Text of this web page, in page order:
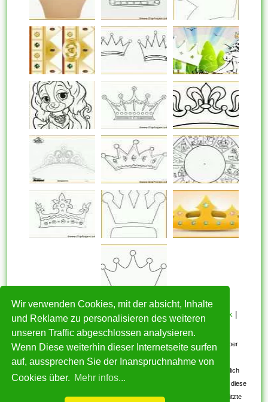
Wir verwenden Cookies, mit der absicht, Inhalte
und Reklame zu personalisieren des weiteren
unseren Traffic abgeschlossen analysieren.
Wenn Diese weiterhin dieser Internetseite surfen
auf, aussprechen Sie der Inanspruchnahme von
Cookies über. Mehr infos...
HOME Datenschutzerklärung |Cookie Politik |
Copyright
Nutzungsbedingungen
Alle eingereichten Inhalte bleiben dem ursprünglichen Copyright-Inhaber
urheberrechtlich geschützt. Bitte beachten Sie: Bilder sind für den
persönlichen, nicht-kommerziellen Gebrauch. Wenn Sie urheberrechtlich
geschützte Bilder gefunden haben, wenden Sie sich an uns. Wir werden diese
umgehend entfernen. Wir beabsichtigen nicht, urheberrechtlich geschützte